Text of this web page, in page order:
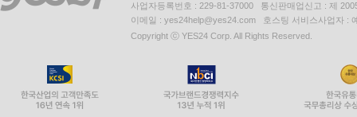
사업자등록번호 : 229-81-37000 통신판매업신고 : 제
이메일 : yes24help@yes24.com 호스팅 서비스사업자 :
Copyright ⓒ YES24 Corp. All Rights Reserved.